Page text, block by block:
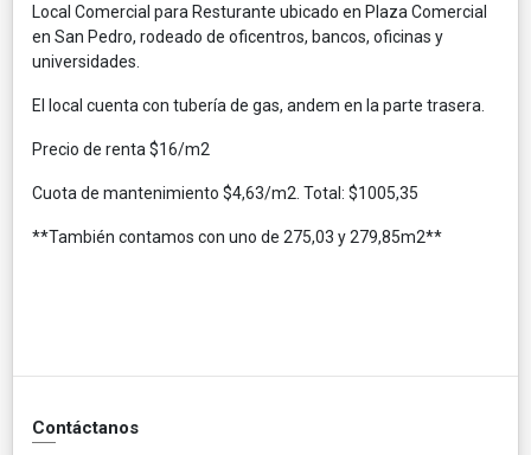
Local Comercial para Resturante ubicado en Plaza Comercial
en San Pedro, rodeado de oficentros, bancos, oficinas y
universidades.
El local cuenta con tubería de gas, andem en la parte trasera.
Precio de renta $16/m2
Cuota de mantenimiento $4,63/m2. Total: $1005,35
**También contamos con uno de 275,03 y 279,85m2**
Contáctanos